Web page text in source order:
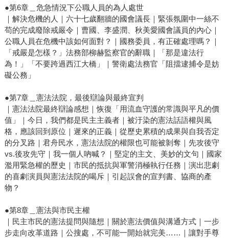
●第6章＿危急情況下公職人員的為人處世
｜解決危機的人｜六十七歲翻牆的國會議長｜緊張氛圍中一絲不
苟的完成廢除戒嚴令｜曹國、李盛潤、秋美愛國會議員的內心｜
公職人員在危機中該如何面對？｜國務委員，有正確處理嗎？｜
「戒嚴是怎樣？」法務部柳赫監察官的辭職｜「那是違法行
為！」「不要跨過西江大橋」｜警衛處法務官「阻擋逮捕令是妨
礙公務」
●第7章＿憲法法院，最後辯論與最終宣判
｜憲法法院最終辯論感想｜恢復「用流血守護的常識與平凡的價
值」｜今日，我們都是民主主義者｜被汙染的憲法話語權與風
格，應該回到原位｜遲來的正義｜從歷史累積的成果與自我否定
的分叉路｜君舟民水，憲法法院的權限也可能被剝奪｜先攻後守
vs.後攻先守｜我一個人吶喊？｜堅定的主文、美妙的文句｜國家
濫用緊急權的歷史｜市民的抵抗與軍警消極執行任務｜演出悲劇
的喜劇演員與憲法法院的喝斥｜引起誤會的宣判書、協商的產
物？
●第8章＿憲法與市民主權
｜民主市民的憲法提問與隨想｜關於憲法價值與溝通方式｜一步
步走向改革道路｜公搜處，不可能一開始就完美……｜讓對手尊